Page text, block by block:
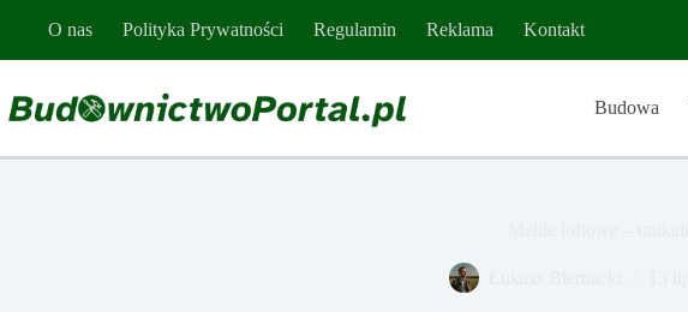
O nas Polityka Prywatności Regulamin Reklama Kontakt
Budowa